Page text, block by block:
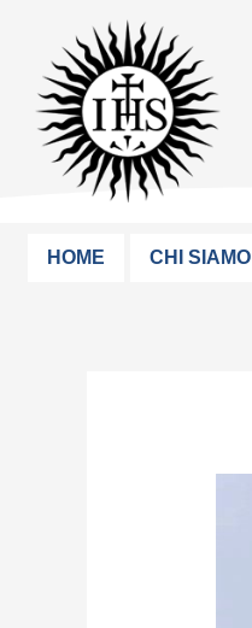
contenuto
HOME CHI SIAMO